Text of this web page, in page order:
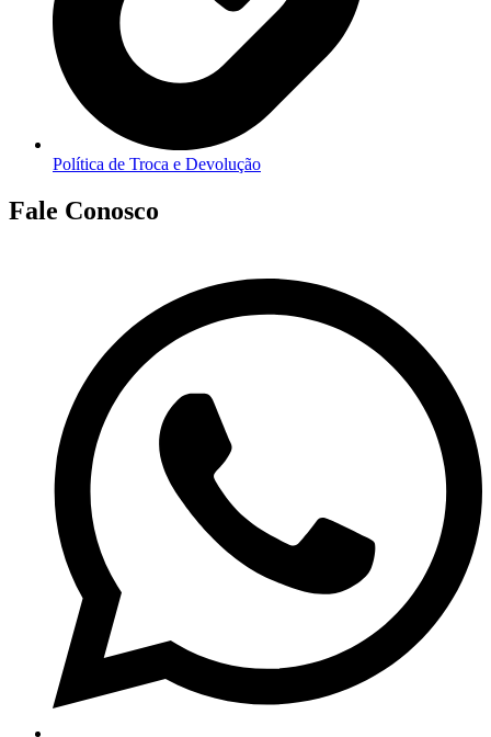
Política de Troca e Devolução
Fale Conosco